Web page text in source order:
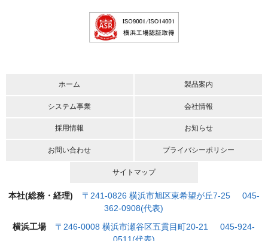
ホーム 製品案内
システム事業 会社情報
採用情報 お知らせ
お問い合わせ プライバシーポリシー
サイトマップ
本社(総務・経理)
〒241-0826 横浜市旭区東希望が丘7-25 045-
362-0908(代表)
横浜工場
〒246-0008 横浜市瀬谷区五貫目町20-21 045-924-